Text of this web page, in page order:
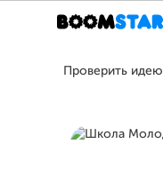
Проверить идею